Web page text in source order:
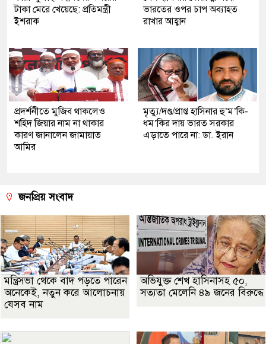
টাকা মেরে খেয়েছে: প্রতিমন্ত্রী
ইশরাক
ভারতের ওপর চাপ অব্যাহত
রাখার আহ্বান
প্রদর্শনীতে মুজিব থাকলেও
শহিদ জিয়ার নাম না থাকার
কারণ জানালেন জামায়াত
আমির
মৃত্যু/দণ্ড/প্রাপ্ত হাসিনার হু’ম’কি-
ধম’কির দায় ভারত সরকার
এড়াতে পারে না: ডা. ইরান
জনপ্রিয় সংবাদ
মন্ত্রিসভা থেকে বাদ পড়তে পারেন
অনেকেই, নতুন করে আলোচনায়
যেসব নাম
অভিযুক্ত শেখ হাসিনাসহ ৫০,
সত্যতা মেলেনি ৪৯ জনের বিরুদ্ধে